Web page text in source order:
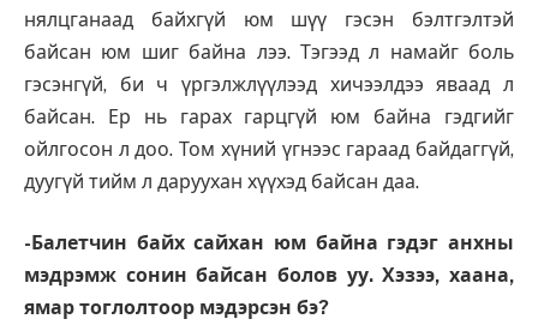
нялцганаад байхгүй юм шүү гэсэн бэлтгэлтэй
байсан юм шиг байна лээ. Тэгээд л намайг боль
гэсэнгүй, би ч үргэлжлүүлээд хичээлдээ яваад л
байсан. Ер нь гарах гарцгүй юм байна гэдгийг
ойлгосон л доо. Том хүний үгнээс гараад байдаггүй,
дуугүй тийм л даруухан хүүхэд байсан даа.
-Балетчин байх сайхан юм байна гэдэг анхны
мэдрэмж сонин байсан болов уу. Хэзээ, хаана,
ямар тоглолтоор мэдэрсэн бэ?